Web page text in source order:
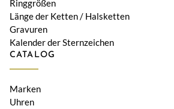
Ringgrößen
Länge der Ketten / Halsketten
Gravuren
Kalender der Sternzeichen
CATALOG
Marken
Uhren